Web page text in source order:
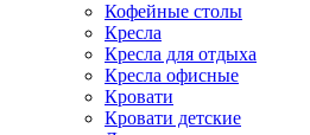
Кофейные столы
Кресла
Кресла для отдыха
Кресла офисные
Кровати
Кровати детские